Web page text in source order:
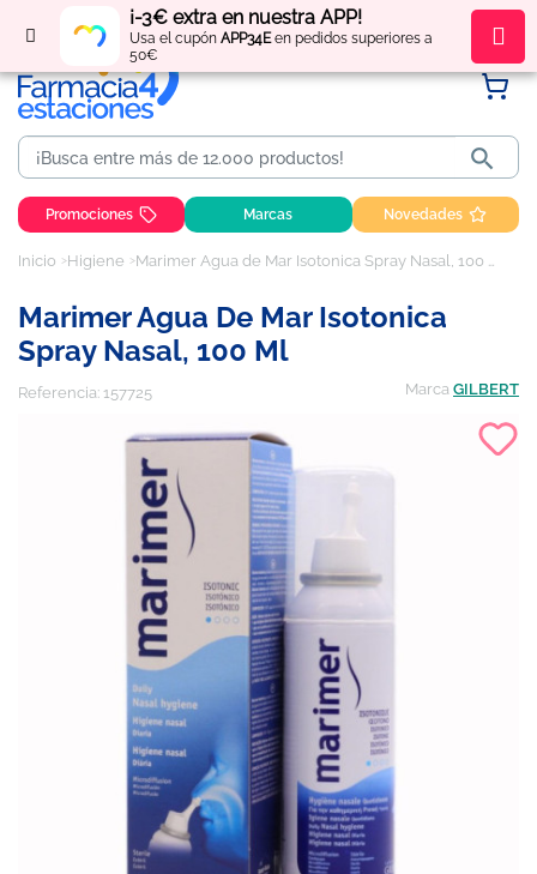
¡-3€ extra en nuestra APP!
Usa el cupón APP34Een pedidos superiores a
50€
Regístratey obténpuntos por tus compras

Promociones Marcas Novedades
Inicio Higiene Marimer Agua de Mar Isotonica Spray Nasal, 100 ml
Marimer Agua De Mar Isotonica
Spray Nasal, 100 Ml
Referencia: 157725 Marca GILBERT